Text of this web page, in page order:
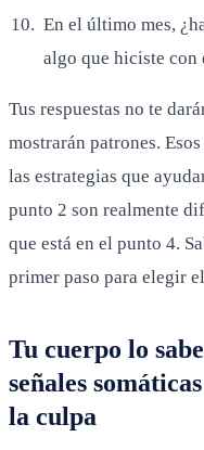
En el último mes,
algo que hiciste con
Tus respuestas no te
mostrarán patrones.
las estrategias que
punto 2 son realmente
que está en el punto 4.
primer paso para elegir
Tu cuerpo lo
señales
la culpa